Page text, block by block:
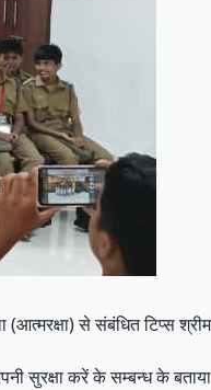
से संबंधित टिप्स
सुरक्षा करें के सम्बन्ध के